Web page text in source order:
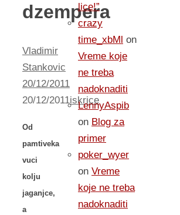
dzempera
Vladimir
Stankovic
20/12/2011
20/12/2011iskrice
Od
pamtiveka
vuci
kolju
jaganjce,
a
lice!”
crazy
time_xbMl on
Vreme koje
ne treba
nadoknaditi
LennyAspib
on Blog za
primer
poker_wyer
on Vreme
koje ne treba
nadoknaditi